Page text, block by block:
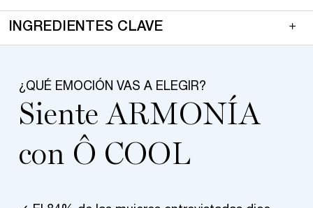
INGREDIENTES CLAVE
¿QUÉ EMOCIÓN VAS A ELEGIR?​
Siente ARMONÍA
con Ô COOL​